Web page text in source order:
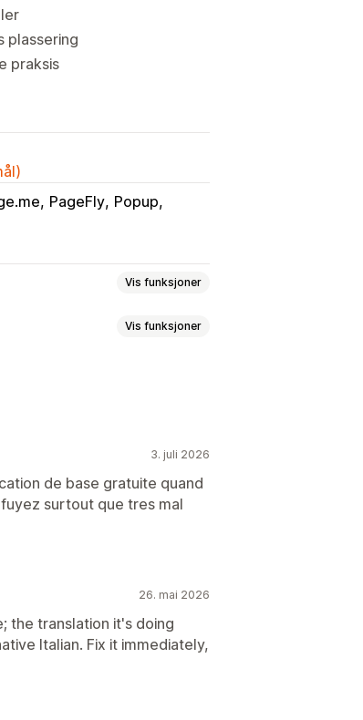
plassering
praksis
PageFly Popup
Vis funksjoner
oversettelse
omdirigering
Vis funksjoner
Automatisk omdirigering
Analyse
3. juli 2026
de base gratuite quand
surtout que tres mal
26. mai 2026
the translation it's doing
Italian. Fix it immediately,